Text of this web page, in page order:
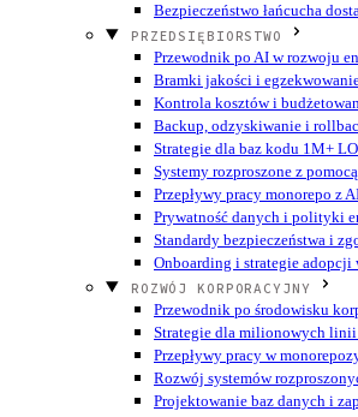
Bezpieczeństwo łańcucha
PRZEDSIĘBIORSTWO
Przewodnik po AI w rozwoju
Bramki jakości i
Kontrola kosztów i
Backup, odzyskiwanie i
Strategie dla baz kodu 1M+
Systemy rozproszone z
Przepływy pracy monorepo z
Prywatność danych i polityki
Standardy bezpieczeństwa i
Onboarding i strategie adopcji
ROZWÓJ KORPORACYJNY
Przewodnik po środowisku
Strategie dla milionowych
Przepływy pracy w
Rozwój systemów
Projektowanie baz danych i